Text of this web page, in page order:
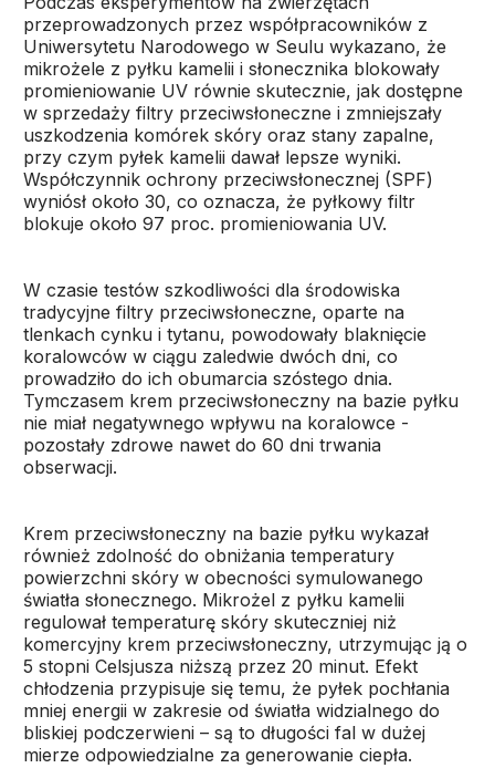
przeprowadzonych przez współpracowników z
Uniwersytetu Narodowego w Seulu wykazano, że
mikrożele z pyłku kamelii i słonecznika blokowały
promieniowanie UV równie skutecznie, jak dostępne
w sprzedaży filtry przeciwsłoneczne i zmniejszały
uszkodzenia komórek skóry oraz stany zapalne,
przy czym pyłek kamelii dawał lepsze wyniki.
Współczynnik ochrony przeciwsłonecznej (SPF)
wyniósł około 30, co oznacza, że pyłkowy filtr
blokuje około 97 proc. promieniowania UV.
W czasie testów szkodliwości dla środowiska
tradycyjne filtry przeciwsłoneczne, oparte na
tlenkach cynku i tytanu, powodowały blaknięcie
koralowców w ciągu zaledwie dwóch dni, co
prowadziło do ich obumarcia szóstego dnia.
Tymczasem krem przeciwsłoneczny na bazie pyłku
nie miał negatywnego wpływu na koralowce -
pozostały zdrowe nawet do 60 dni trwania
obserwacji.
Krem przeciwsłoneczny na bazie pyłku wykazał
również zdolność do obniżania temperatury
powierzchni skóry w obecności symulowanego
światła słonecznego. Mikrożel z pyłku kamelii
regulował temperaturę skóry skuteczniej niż
komercyjny krem przeciwsłoneczny, utrzymując ją o
5 stopni Celsjusza niższą przez 20 minut. Efekt
chłodzenia przypisuje się temu, że pyłek pochłania
mniej energii w zakresie od światła widzialnego do
bliskiej podczerwieni – są to długości fal w dużej
mierze odpowiedzialne za generowanie ciepła.